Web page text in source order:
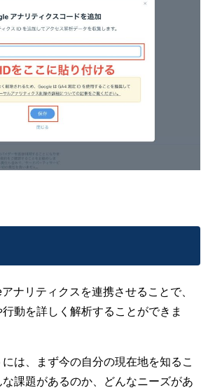
ナリティクスを連携させることで、
動を詳しく解析することができま
は、まず今の自分の現在地を知るこ
課題があるのか、どんなニーズがあ